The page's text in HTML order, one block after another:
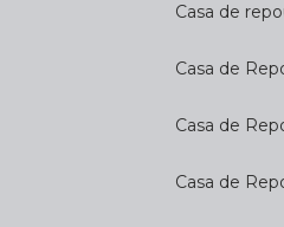
Casa de
Casa de
Casa de
Casa de